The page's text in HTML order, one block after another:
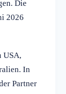
Die
2026
USA,
In
Partner